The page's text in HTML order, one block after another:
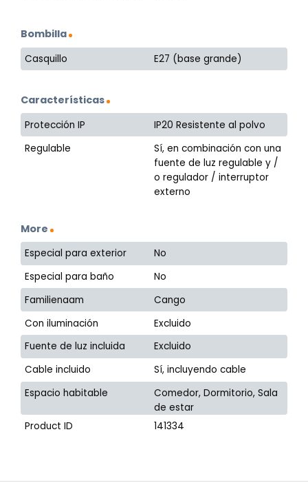
Bombilla
Casquillo E27 (base grande)
Características
Protección IP
IP20 Resistente al polvo
Regulable
Sí, en combinación con una
fuente de luz regulable y /
o regulador / interruptor
externo
More
Especial para exterior
No
Especial para baño
No
Familienaam
Cango
Con iluminación
Excluido
Fuente de luz incluida
Excluido
Cable incluido
Sí, incluyendo cable
Espacio habitable
Comedor, Dormitorio, Sala
de estar
Product ID
141334